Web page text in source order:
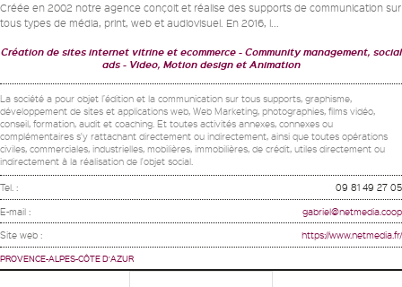
Créée en 2002 notre agence conçoit et réalise des supports de communication sur
tous types de média, print, web et audiovisuel. En 2016, l...
Création de sites internet vitrine et ecommerce
Community management, social
ads
Video, Motion design et Animation
La société a pour objet l’édition et la communication sur tous supports, graphisme,
développement de sites et applications web, Web Marketing, photographies, films vidéo,
conseil, formation, audit et coaching. Et toutes activités annexes, connexes ou
complémentaires s'y rattachant directement ou indirectement, ainsi que toutes opérations
civiles, commerciales, industrielles, mobilières, immobilières, de crédit, utiles directement ou
indirectement à la réalisation de l'objet social.
Tel. : 09 81 49 27 05
E-mail : gabriel@netmedia.coop
Site web : https://www.netmedia.fr/
PROVENCE-ALPES-CÔTE D'AZUR